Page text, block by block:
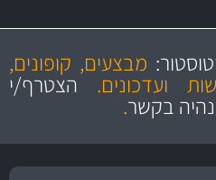
מחירים
הוגנים
והיצע מוצרים איכותי
מבצעים, קופונים,
ועדכונים.הצטרף/י
בקשר.